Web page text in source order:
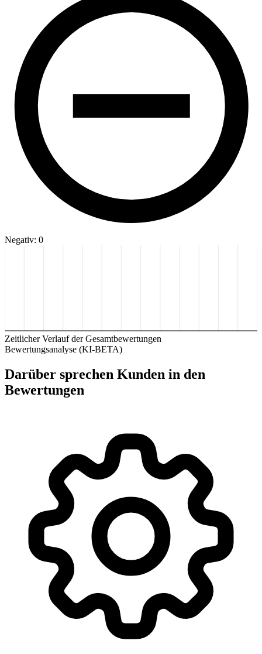
Negativ: 0
Zeitlicher Verlauf der Gesamtbewertungen
Bewertungsanalyse (KI-BETA)
Darüber sprechen Kunden in den
Bewertungen